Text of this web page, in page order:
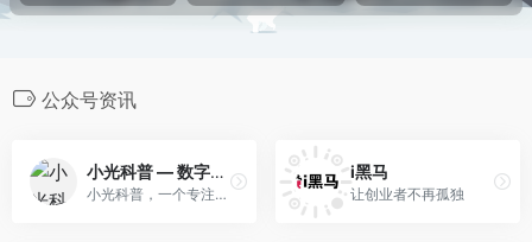
公众号资讯
小光科普 — 数字技巧与高效工具，一站式实用指南
小光科普，一个专注于数字技巧、实用教程和高效工具分享的平台，提供社交媒体内容下载、热门软件使用指南以及精选资源推荐，助你在数字世界畅行无阻。
i黑马
让创业者不再孤独